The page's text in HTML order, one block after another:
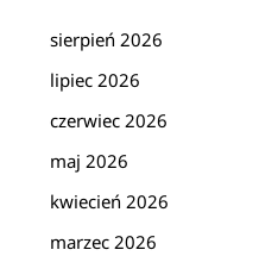
sierpień 2026
lipiec 2026
czerwiec 2026
maj 2026
kwiecień 2026
marzec 2026